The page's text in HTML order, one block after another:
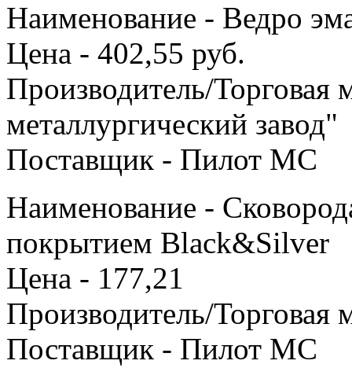
Наименование - Ведро
Цена - 402,55 руб.
Производитель/Торговая
металлургический завод"
Поставщик - Пилот МС
Наименование -
покрытием Black&Silver
Цена - 177,21
Производитель/Торговая
Поставщик - Пилот МС